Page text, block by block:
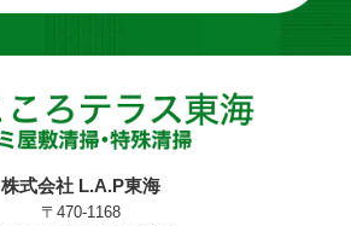
株式会社 L.A.P東海
〒470-1168